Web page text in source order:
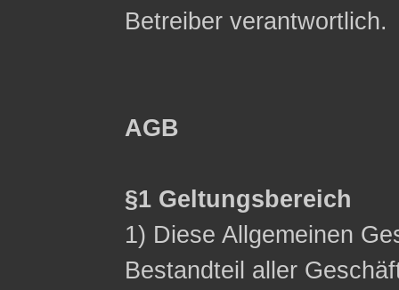
Betreiber verantwortlich.
AGB
§1 Geltungsbereich
1) Diese Allgemeinen
Bestandteil aller